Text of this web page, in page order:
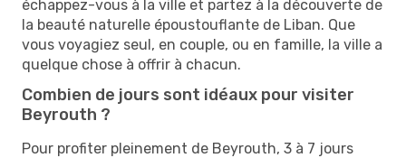
échappez-vous à la ville et partez à la découverte de
la beauté naturelle époustouflante de Liban. Que
vous voyagiez seul, en couple, ou en famille, la ville a
quelque chose à offrir à chacun.
Combien de jours sont idéaux pour visiter
Beyrouth ?
Pour profiter pleinement de Beyrouth, 3 à 7 jours